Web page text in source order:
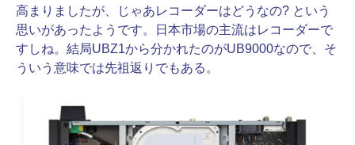
高まりましたが、じゃあレコーダーはどうなの? という
思いがあったようです。日本市場の主流はレコーダーで
すしね。結局UBZ1から分かれたのがUB9000なので、そ
ういう意味では先祖返りでもある。